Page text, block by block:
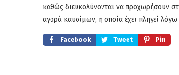
καθώς διευκολύνονται να προχωρήσουν
αγορά καυσίμων, η οποία έχει πληγεί
Facebook Tweet Pin